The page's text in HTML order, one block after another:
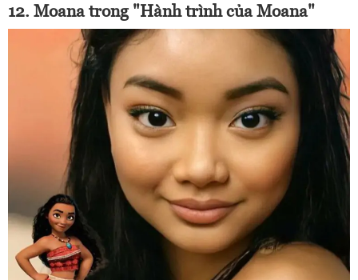
12. Moana trong "Hành trình của Moana"